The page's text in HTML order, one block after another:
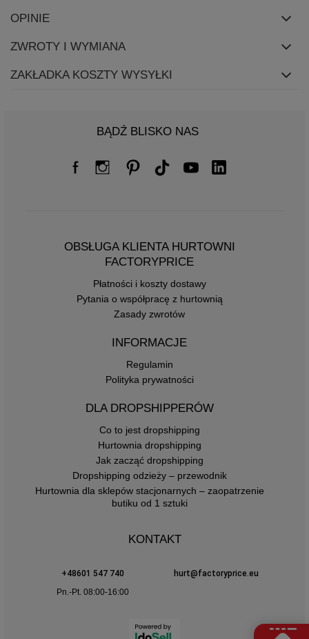
OPINIE
ZWROTY I WYMIANA
ZAKŁADKA KOSZTY WYSYŁKI
BĄDŹ BLISKO NAS
OBSŁUGA KLIENTA HURTOWNI
FACTORYPRICE
Płatności i koszty dostawy
Pytania o współpracę z hurtownią
Zasady zwrotów
INFORMACJE
Regulamin
Polityka prywatności
DLA DROPSHIPPERÓW
Co to jest dropshipping
Hurtownia dropshipping
Jak zacząć dropshipping
Dropshipping odzieży – przewodnik
Hurtownia dla sklepów stacjonarnych – zaopatrzenie
butiku od 1 sztuki
KONTAKT
+48601 547 740
hurt@factoryprice.eu
Pn.-Pt. 08:00-16:00